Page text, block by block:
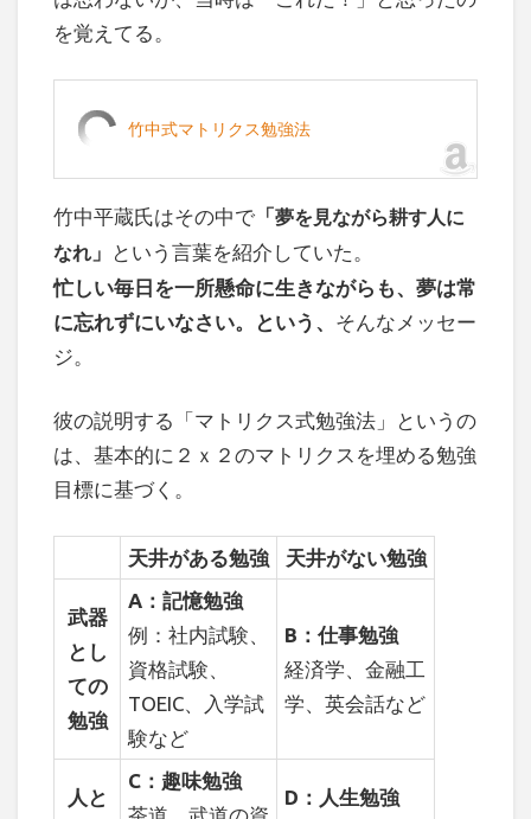
を覚えてる。
竹中式マトリクス勉強法
竹中平蔵氏はその中で 「夢を見ながら耕す人に
なれ 」
という言葉を紹介していた。
忙しい毎日を一所懸命に生きながらも、夢は常
に忘れずにいなさい。という、 そんなメッセー
ジ。
彼の説明する「マトリクス式勉強法」というの
は、基本的に２ｘ２のマトリクスを埋める勉強
目標に基づく。
天井がある勉強 天井がない勉強
武器
とし
ての
勉強
A：記憶勉強
例：社内試験、
資格試験、
TOEIC、入学試
験など
B：仕事勉強
経済学、金融工
学、英会話など
人と
C：趣味勉強
D：人生勉強